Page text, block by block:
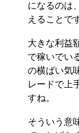
になるのは
えることで
大きな利益
で稼いでい
の横ばい気
レードで上
すね。
そういう意